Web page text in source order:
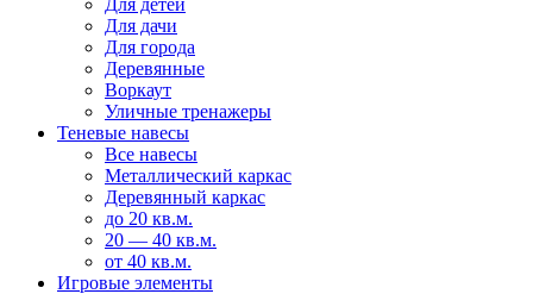
Для детей
Для дачи
Для города
Деревянные
Воркаут
Уличные тренажеры
Теневые навесы
Все навесы
Металлический каркас
Деревянный каркас
до 20 кв.м.
20 — 40 кв.м.
от 40 кв.м.
Игровые элементы